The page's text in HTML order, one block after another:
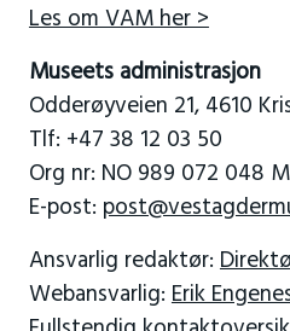
Les om VAM her >
Museets administrasjon
Odderøyveien 21, 4610
Tlf: +47 38 12 03 50
Org nr: NO 989 072 048
E-post:
Ansvarlig redaktør:
Webansvarlig: Erik